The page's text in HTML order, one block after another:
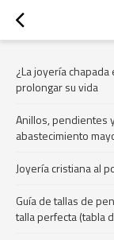
¿La joyería
prolongar su vida
Anillos, pendientes
abastecimiento
Joyería cristiana al
Guía de tallas de
talla perfecta (tabla